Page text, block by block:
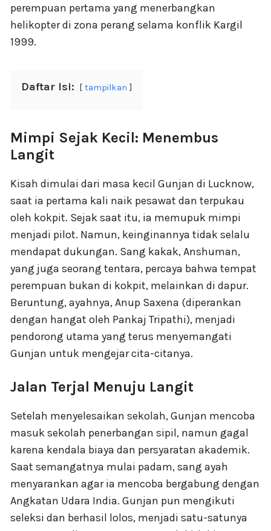
perempuan pertama yang menerbangkan
helikopter di zona perang selama konflik Kargil
1999.
Daftar Isi: tampilkan
Mimpi Sejak Kecil: Menembus
Langit
Kisah dimulai dari masa kecil Gunjan di Lucknow,
saat ia pertama kali naik pesawat dan terpukau
oleh kokpit. Sejak saat itu, ia memupuk mimpi
menjadi pilot. Namun, keinginannya tidak selalu
mendapat dukungan. Sang kakak, Anshuman,
yang juga seorang tentara, percaya bahwa tempat
perempuan bukan di kokpit, melainkan di dapur.
Beruntung, ayahnya, Anup Saxena (diperankan
dengan hangat oleh Pankaj Tripathi), menjadi
pendorong utama yang terus menyemangati
Gunjan untuk mengejar cita-citanya.
Jalan Terjal Menuju Langit
Setelah menyelesaikan sekolah, Gunjan mencoba
masuk sekolah penerbangan sipil, namun gagal
karena kendala biaya dan persyaratan akademik.
Saat semangatnya mulai padam, sang ayah
menyarankan agar ia mencoba bergabung dengan
Angkatan Udara India. Gunjan pun mengikuti
seleksi dan berhasil lolos, menjadi satu-satunya